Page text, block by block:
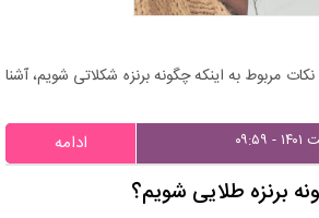
مربوط به اینکه چگونه برنزه شکلاتی شویم، آشنا
ادامه
برنزه طلایی شویم؟